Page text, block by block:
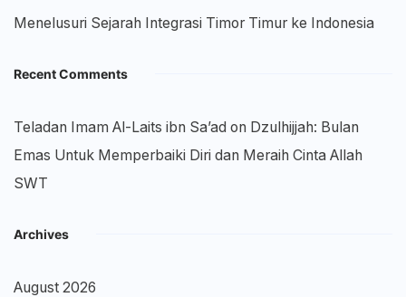
Menelusuri Sejarah Integrasi Timor Timur ke Indonesia
Recent Comments
Teladan Imam Al-Laits ibn Sa’ad on Dzulhijjah: Bulan
Emas Untuk Memperbaiki Diri dan Meraih Cinta Allah
SWT
Archives
August 2026